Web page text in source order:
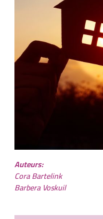
Auteurs:
Cora Bartelink
Barbera Voskuil